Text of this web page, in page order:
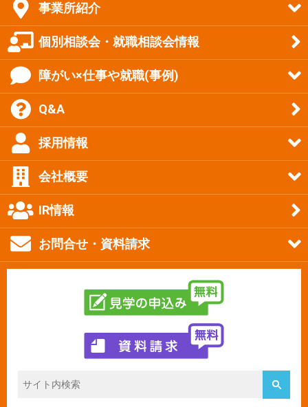
事業所紹介
個別相談会・就職相談会情報
障がい×仕事や就職(事例)
Q&A
採用情報
会社概要
IR情報
お問合せ・資料請求